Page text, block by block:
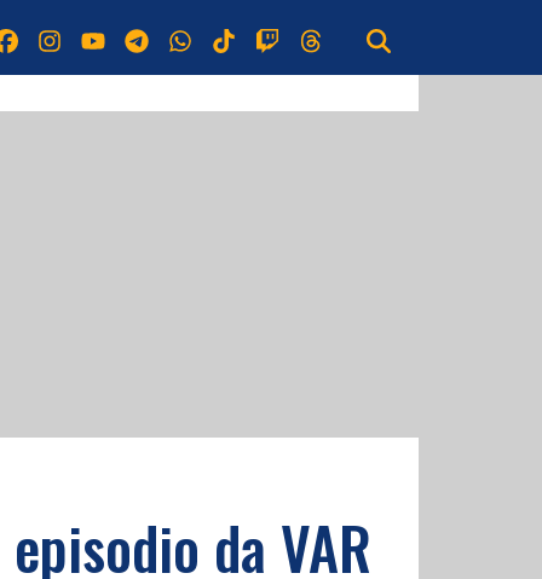
da VAR